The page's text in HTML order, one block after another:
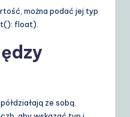
można podać jej typ
float).
ze sobą.